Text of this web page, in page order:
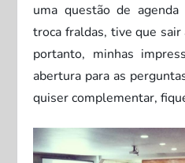
uma questão de
troca fraldas, tive que
portanto, minhas
abertura para as
quiser complementar,